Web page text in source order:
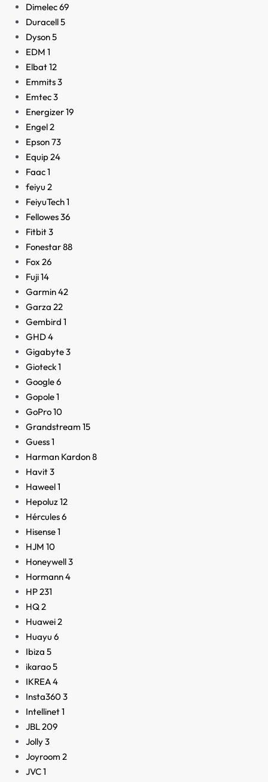
Dimelec69
Duracell5
Dyson5
EDM 1
Elbat12
Emmits3
Emtec3
Energizer19
Engel2
Epson73
Equip24
Faac1
feiyu 2
FeiyuTech1
Fellowes36
Fitbit3
Fonestar88
Fox 26
Fuji14
Garmin42
Garza 22
Gembird 1
GHD4
Gigabyte3
Gioteck1
Google6
Gopole1
GoPro10
Grandstream 15
Guess1
Harman Kardon8
Havit3
Haweel1
Hepoluz12
Hércules6
Hisense1
HJM 10
Honeywell3
Hormann4
HP231
HQ2
Huawei2
Huayu 6
Ibiza 5
ikarao5
IKREA4
Insta3603
Intellinet1
JBL209
Jolly3
Joyroom 2
JVC1